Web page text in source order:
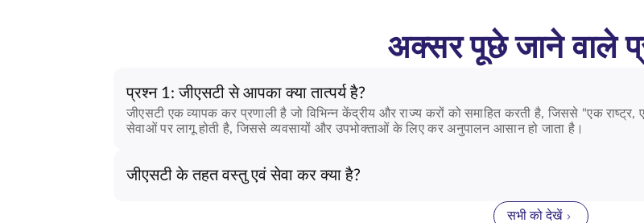
अक्सर पूछे जाने वाले
प्रश्न 1: जीएसटी से आपका क्या तात्पर्य है?
जीएसटी एक व्यापक कर प्रणाली है जो विभिन्न केंद्रीय और राज्य करों को समाहित करती है, जिससे "एक
सेवाओं पर लागू होती है, जिससे व्यवसायों और उपभोक्ताओं के लिए कर अनुपालन आसान हो जाता है।
जीएसटी के तहत वस्तु एवं सेवा कर क्या है?
सभी को देखें